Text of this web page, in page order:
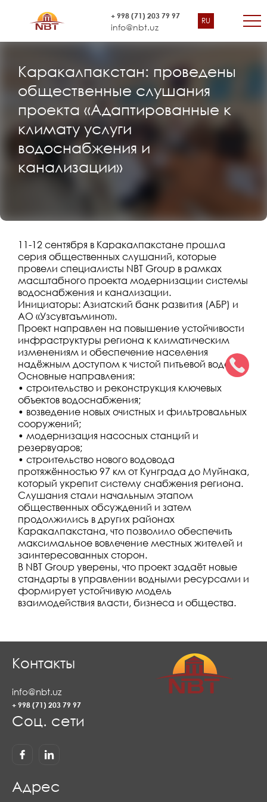
RU
+ 998 (71) 203 79 97
info@nbt.uz
Каракалпакстан: проведены
общественные слушания
проекта «Адаптированные к
климату услуги
водоснабжения и
канализации»
11-12 сентября в Каракалпакстане прошла
серия общественных слушаний, которые
провели специалисты NBT Group в рамках
масштабного проекта модернизации системы
водоснабжения и канализации.
Инициаторы: Азиатский банк развития (АБР) и
АО «Узсувтаъминот».
Проект направлен на повышение устойчивости
инфраструктуры региона к климатическим
изменениям и обеспечение населения
надёжным доступом к чистой питьевой воде.
Основные направления:
• строительство и реконструкция ключевых
объектов водоснабжения;
• возведение новых очистных и фильтровальных
сооружений;
• модернизация насосных станций и
резервуаров;
• строительство нового водовода
протяжённостью 97 км от Кунграда до Муйнака,
который укрепит систему снабжения региона.
Слушания стали начальным этапом
общественных обсуждений и затем
продолжились в других районах
Каракалпакстана, что позволило обеспечить
максимальное вовлечение местных жителей и
заинтересованных сторон.
В NBT Group уверены, что проект задаёт новые
стандарты в управлении водными ресурсами и
формирует устойчивую модель
взаимодействия власти, бизнеса и общества.
Контакты
info@nbt.uz
+ 998 (71) 203 79 97
Соц. сети
Адрес